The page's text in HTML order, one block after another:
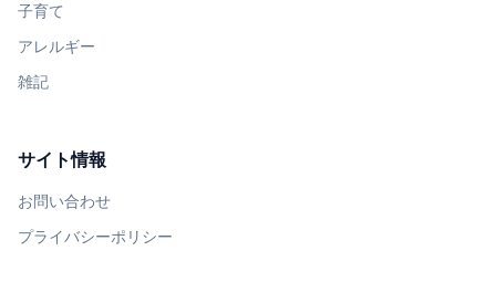
子育て
アレルギー
雑記
サイト情報
お問い合わせ
プライバシーポリシー